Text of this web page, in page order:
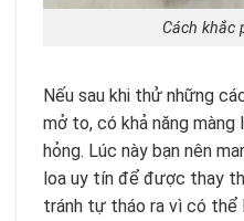
Cách khắc
Nếu sau khi thử những
mở to, có khả năng
hỏng. Lúc này bạn nên
loa uy tín để được thay
tránh tự tháo ra vì có thể